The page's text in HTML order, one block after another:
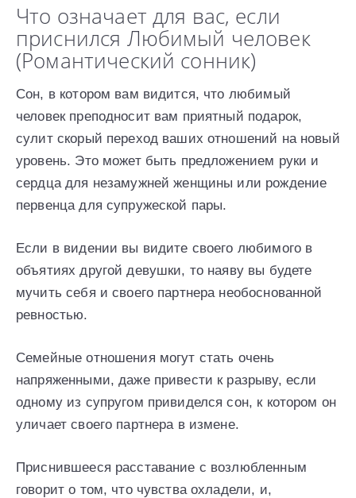
Что означает для вас, если
приснился Любимый человек
(Романтический сонник)
Сон, в котором вам видится, что любимый
человек преподносит вам приятный подарок,
сулит скорый переход ваших отношений на новый
уровень. Это может быть предложением руки и
сердца для незамужней женщины или рождение
первенца для супружеской пары.
Если в видении вы видите своего любимого в
объятиях другой девушки, то наяву вы будете
мучить себя и своего партнера необоснованной
ревностью.
Семейные отношения могут стать очень
напряженными, даже привести к разрыву, если
одному из супругом привиделся сон, к котором он
уличает своего партнера в измене.
Приснившееся расставание с возлюбленным
говорит о том, что чувства охладели, и,